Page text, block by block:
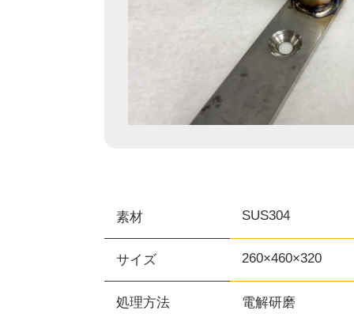
素材 SUS304
サイズ 260×460×320
処理方法 電解研磨